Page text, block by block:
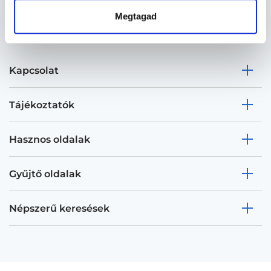
Megtagad
Kapcsolat
Tájékoztatók
Hasznos oldalak
Gyűjtő oldalak
Népszerű keresések